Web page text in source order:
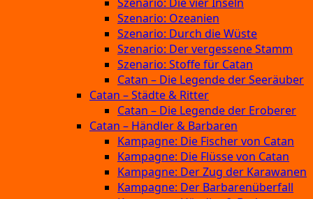
Szenario: Ozeanien
Szenario: Durch die Wüste
Szenario: Der vergessene Stamm
Szenario: Stoffe für Catan
Catan – Die Legende der Seeräuber
Catan – Städte & Ritter
Catan – Die Legende der Eroberer
Catan – Händler & Barbaren
Kampagne: Die Fischer von Catan
Kampagne: Die Flüsse von Catan
Kampagne: Der Zug der Karawanen
Kampagne: Der Barbarenüberfall